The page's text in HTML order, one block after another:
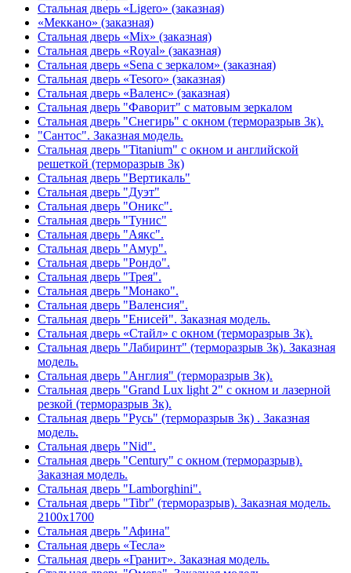
Стальная дверь «Ligero» (заказная)
«Меккано» (заказная)
Стальная дверь «Mix» (заказная)
Стальная дверь «Royal» (заказная)
Стальная дверь «Sena с зеркалом» (заказная)
Стальная дверь «Tesoro» (заказная)
Стальная дверь «Валенс» (заказная)
Стальная дверь "Фаворит" с матовым зеркалом
Стальная дверь "Снегирь" с окном (терморазрыв 3к).
"Сантос". Заказная модель.
Стальная дверь "Titanium" с окном и английской
решеткой (терморазрыв 3к)
Стальная дверь "Вертикаль"
Стальная дверь "Дуэт"
Стальная дверь "Оникс".
Стальная дверь "Тунис"
Стальная дверь "Аякс".
Стальная дверь "Амур".
Стальная дверь "Рондо".
Стальная дверь "Трея".
Стальная дверь "Монако".
Стальная дверь "Валенсия".
Стальная дверь "Енисей". Заказная модель.
Стальная дверь «Стайл» с окном (терморазрыв 3к).
Стальная дверь "Лабиринт" (терморазрыв 3к). Заказная
модель.
Стальная дверь "Англия" (терморазрыв 3к).
Стальная дверь "Grand Lux light 2" с окном и лазерной
резкой (терморазрыв 3к).
Стальная дверь "Русь" (терморазрыв 3к) . Заказная
модель.
Стальная дверь "Nid".
Стальная дверь "Century" с окном (терморазрыв).
Заказная модель.
Стальная дверь "Lamborghini".
Стальная дверь "Tibr" (терморазрыв). Заказная модель.
2100х1700
Стальная дверь "Афина"
Стальная дверь «Тесла»
Стальная дверь «Гранит». Заказная модель.